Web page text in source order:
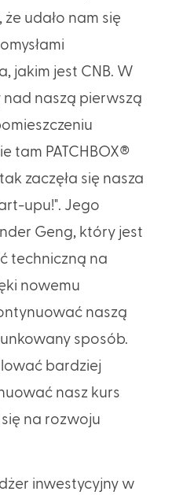
udało nam się
jakim jest CNB. W
nad naszą pierwszą
tam PATCHBOX®
zaczęła się nasza
upu!". Jego
Geng, który jest
techniczną na
nowemu
naszą
sposób.
bardziej
nasz kurs
na rozwoju
inwestycyjny w